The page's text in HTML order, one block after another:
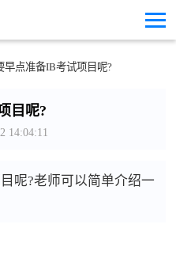
早点准备IB考试项目呢?
目呢?
14:04:11
呢?老师可以简单介绍一